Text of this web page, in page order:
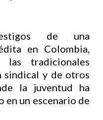
de una
en Colombia,
las tradicionales
sindical y de otros
la juventud ha
en un escenario de